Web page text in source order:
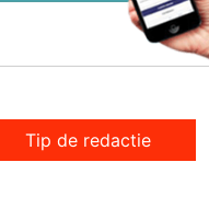
Tip de redactie